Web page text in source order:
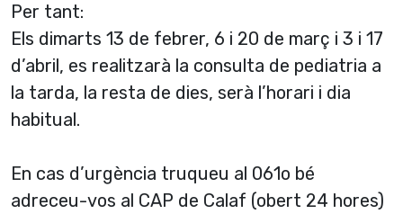
Per tant:
Els dimarts 13 de febrer, 6 i 20 de març i 3 i 17
d’abril, es realitzarà la consulta de pediatria a
la tarda, la resta de dies, serà l’horari i dia
habitual.
En cas d’urgència truqueu al 061o bé
adreceu-vos al CAP de Calaf (obert 24 hores)